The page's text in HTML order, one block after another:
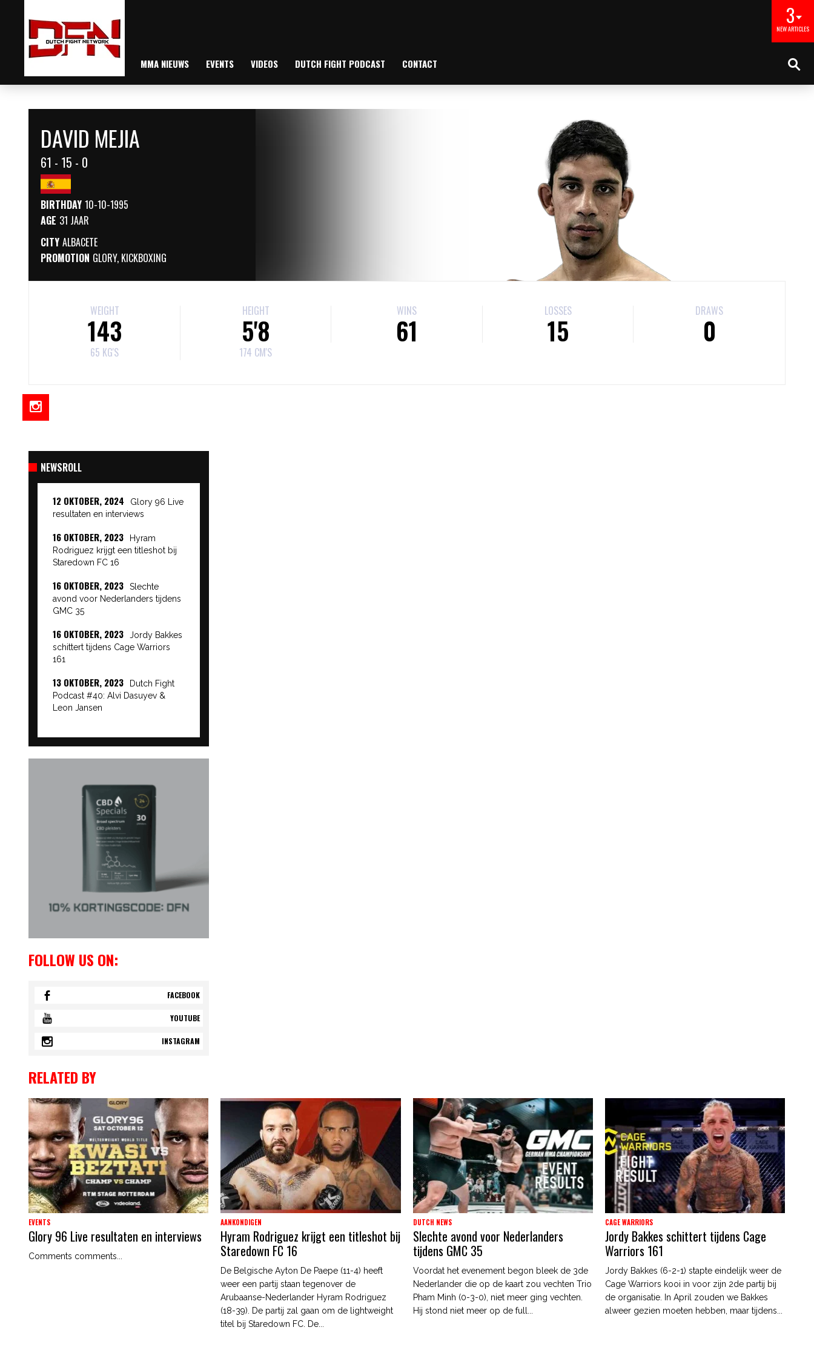
3
NEW ARTICLES
MMA NIEUWS EVENTS VIDEOS DUTCH FIGHT PODCAST CONTACT
DAVID MEJIA
61 - 15 - 0
BIRTHDAY 10-10-1995
AGE 31 JAAR
CITY ALBACETE
PROMOTION GLORY, KICKBOXING
WEIGHT
143
65 KG'S
HEIGHT
5'8
174 CM'S
WINS
61
LOSSES
15
DRAWS
0
NEWSROLL
12 OKTOBER, 2024
Glory 96 Live
resultaten en interviews
16 OKTOBER, 2023
Hyram
Rodriguez krijgt een titleshot bij
Staredown FC 16
16 OKTOBER, 2023
Slechte
avond voor Nederlanders tijdens
GMC 35
16 OKTOBER, 2023
Jordy Bakkes
schittert tijdens Cage Warriors
161
13 OKTOBER, 2023
Dutch Fight
Podcast #40: Alvi Dasuyev &
Leon Jansen
FOLLOW US ON:
FACEBOOK
YOUTUBE
INSTAGRAM
RELATED BY
EVENTS
Glory 96 Live resultaten en interviews
Comments comments...
AANKONDIGEN
Hyram Rodriguez krijgt een titleshot bij
Staredown FC 16
De Belgische Ayton De Paepe (11-4) heeft
weer een partij staan tegenover de
Arubaanse-Nederlander Hyram Rodriguez
(18-39). De partij zal gaan om de lightweight
titel bij Staredown FC. De...
DUTCH NEWS
Slechte avond voor Nederlanders
tijdens GMC 35
Voordat het evenement begon bleek de 3de
Nederlander die op de kaart zou vechten Trio
Pham Minh (0-3-0), niet meer ging vechten.
Hij stond niet meer op de full...
CAGE WARRIORS
Jordy Bakkes schittert tijdens Cage
Warriors 161
Jordy Bakkes (6-2-1) stapte eindelijk weer de
Cage Warriors kooi in voor zijn 2de partij bij
de organisatie. In April zouden we Bakkes
alweer gezien moeten hebben, maar tijdens...